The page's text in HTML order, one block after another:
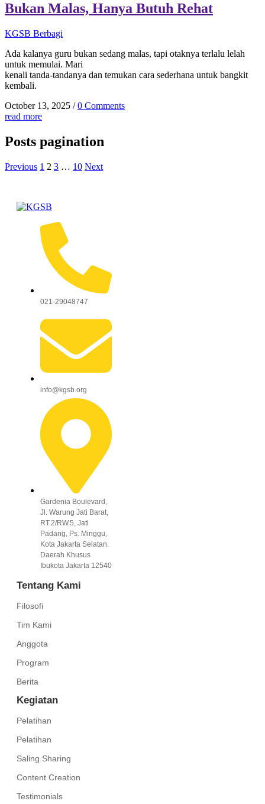
Bukan Malas, Hanya Butuh Rehat
KGSB Berbagi
Ada kalanya guru bukan sedang malas, tapi otaknya terlalu lelah
untuk memulai. Mari
kenali tanda-tandanya dan temukan cara sederhana untuk bangkit
kembali.
October 13, 2025 / 0 Comments
read more
Posts pagination
Previous 1 2 3 … 10 Next
021-29048747
info@kgsb.org
Gardenia Boulevard,
Jl. Warung Jati Barat,
RT.2/RW.5, Jati
Padang, Ps. Minggu,
Kota Jakarta Selatan.
Daerah Khusus
Ibukota Jakarta 12540
Tentang Kami
Filosofi
Tim Kami
Anggota
Program
Berita
Kegiatan
Pelatihan
Pelatihan
Saling Sharing
Content Creation
Testimonials